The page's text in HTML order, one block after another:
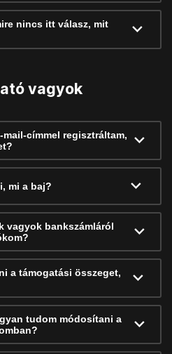
nincs itt válasz, mit
vagyok
címmel regisztráltam,
mi a baj?
vagyok bankszámláról
a támogatási összeget,
tudom módosítani a